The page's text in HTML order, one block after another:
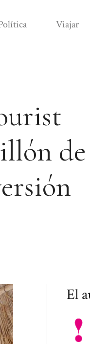
Viajar
de
El